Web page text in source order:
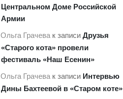
Центральном Доме Российской
Армии
Ольга Грачева к записи Друзья
«Старого кота» провели
фестиваль «Наш Есенин»
Ольга Грачевак записи Интервью
Дины Бахтеевой в «Старом коте»